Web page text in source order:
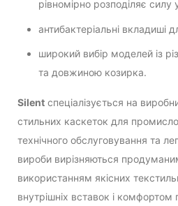
рівномірно розподіляє силу
антибактеріальні вкладиші
широкий вибір моделей із
та довжиною козирка.
Silent спеціалізується на
стильних каскеток для
технічного обслуговування та
вироби вирізняються
використанням якісних
внутрішніх вставок і